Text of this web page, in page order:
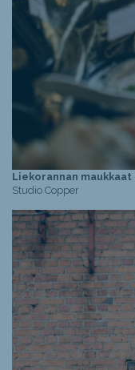
Liekorannan
Studio Copper